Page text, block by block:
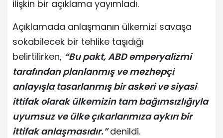
ilişkin bir açıklama yayımladı.
Açıklamada anlaşmanın ülkemizi savaşa
sokabilecek bir tehlike taşıdığı
belirtilirken, “Bu pakt, ABD emperyalizmi
tarafından planlanmış ve mezhepçi
anlayışla tasarlanmış bir askeri ve siyasi
ittifak olarak ülkemizin tam bağımsızlığıyla
uyumsuz ve ülke çıkarlarımıza aykırı bir
ittifak anlaşmasıdır.” denildi.